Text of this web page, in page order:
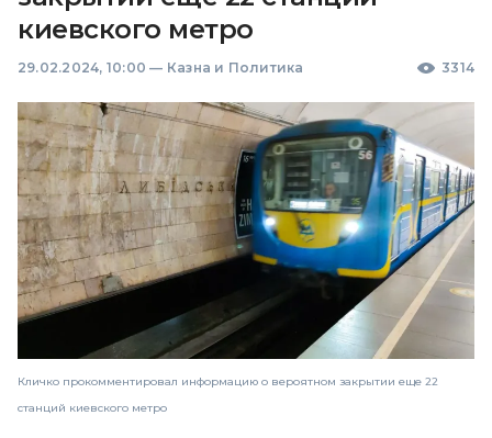
киевского метро
29.02.2024, 10:00 — Казна и Политика 3314
Кличко прокомментировал информацию о вероятном закрытии еще 22
станций киевского метро